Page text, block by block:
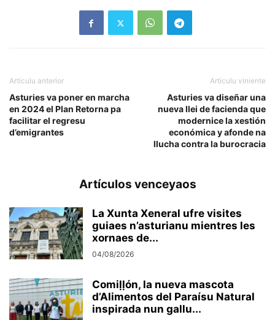
Artículu anterior
Asturies va poner en marcha
en 2024 el Plan Retorna pa
facilitar el regresu
d’emigrantes
Artículu viniente
Asturies va diseñar una
nueva llei de facienda que
modernice la xestión
económica y afonde na
llucha contra la burocracia
Artículos venceyaos
La Xunta Xeneral ufre visites
guiaes n’asturianu mientres les
xornaes de...
04/08/2026
Comiḷḷón, la nueva mascota
d’Alimentos del Paraísu Natural
inspirada nun gallu...